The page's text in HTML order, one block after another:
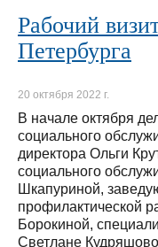
Рабочий
Петербурга
20 октября 2022 г.
В начале октября
социального
директора Ольги
социального
Шкапуриной,
профилактической
Борокиной,
Светлане